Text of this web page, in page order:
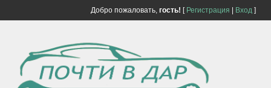
Добро пожаловать, гость! [ Регистрация Вход]